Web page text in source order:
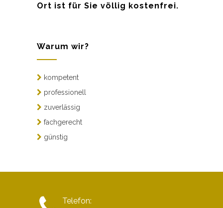
Ort ist für Sie völlig kostenfrei.
Warum wir?
kompetent
professionell
zuverlässig
fachgerecht
günstig
Telefon: